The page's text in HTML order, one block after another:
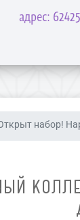
адрес:
набор!